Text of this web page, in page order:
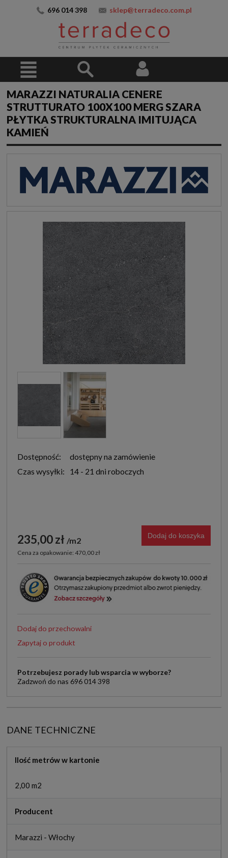
696 014 398 sklep@terradeco.com.pl
MARAZZI NATURALIA CENERE
STRUTTURATO 100X100 MERG SZARA
PŁYTKA STRUKTURALNA IMITUJĄCA
KAMIEŃ
Dostępność:
dostępny na zamówienie
Czas wysyłki:
14 - 21 dni roboczych
235,00 zł m2
Cena za opakowanie: 470,00 zł
Dodaj do koszyka
Dodaj do przechowalni
Zapytaj o produkt
Potrzebujesz porady lub wsparcia w wyborze?
Zadzwoń do nas 696 014 398
DANE TECHNICZNE
Ilość metrów w kartonie
2,00 m2
Producent
Marazzi - Włochy